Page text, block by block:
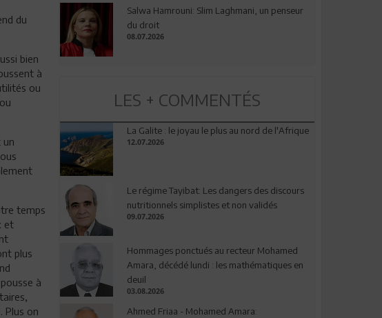
du
bien
à
ou
un
temps
et
plus
à
Plus on
Salwa Hamrouni: Slim Laghmani, un penseur
du droit
08.07.2026
LES + COMMENTÉS
La Galite : le joyau le plus au nord de l'Afrique
12.07.2026
Le régime Tayibat: Les dangers des discours
nutritionnels simplistes et non validés
09.07.2026
Hommages ponctués au recteur Mohamed
Amara, décédé lundi : les mathématiques en
deuil
03.08.2026
Ahmed Friaa - Mohamed Amara: